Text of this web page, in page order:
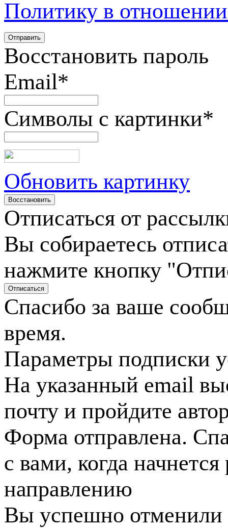
Политику в
Восстановить пароль
Email*
Символы с картинки*
Обновить картинку
Отписаться от
Вы собираетесь
нажмите кнопку
Спасибо за ваше
время.
Параметры подписки
На указанный email
почту и пройдите
Форма отправлена.
с вами, когда
направлению
Вы успешно отменили